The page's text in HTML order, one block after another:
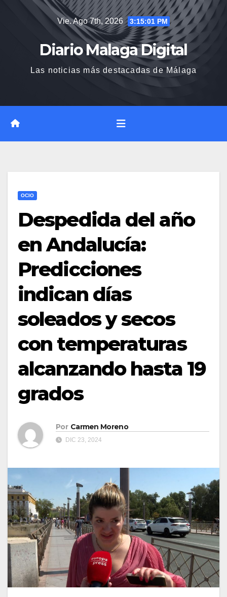
Vie. Ago 7th, 2026 3:15:02 PM
Diario Malaga Digital
Las noticias más destacadas de Málaga
OCIO
Despedida del año
en Andalucía:
Predicciones
indican días
soleados y secos
con temperaturas
alcanzando hasta 19
grados
Por Carmen Moreno
DIC 23, 2024